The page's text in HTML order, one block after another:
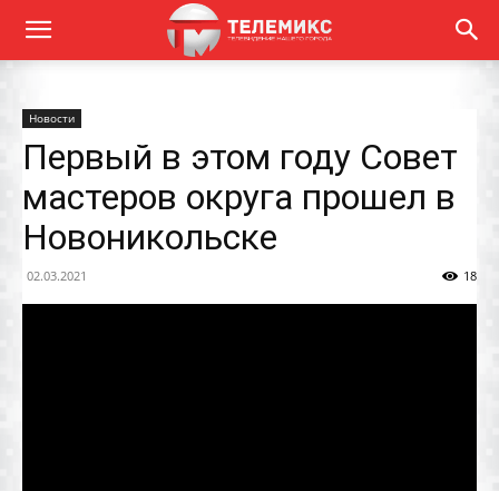
Новости
Первый в этом году Совет
мастеров округа прошел в
Новоникольске
02.03.2021 18